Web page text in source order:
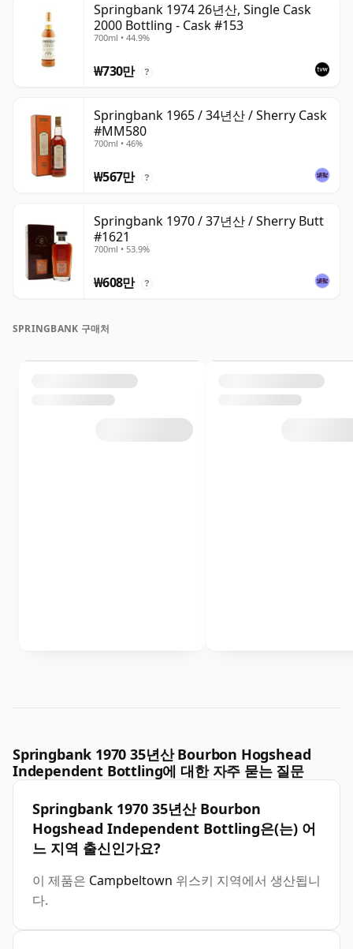
Springbank 1974 26년산, Single Cask
2000 Bottling - Cask #153
700ml • 44.9%
₩730만 ?
Springbank 1965 / 34년산 / Sherry Cask
#MM580
700ml • 46%
₩567만 ?
Springbank 1970 / 37년산 / Sherry Butt
#1621
700ml • 53.9%
₩608만 ?
SPRINGBANK 구매처
Springbank 1970 35년산 Bourbon Hogshead
Independent Bottling에 대한 자주 묻는 질문
Springbank 1970 35년산 Bourbon
Hogshead Independent Bottling은(는) 어
느 지역 출신인가요?
이 제품은 Campbeltown 위스키 지역에서 생산됩니
다.